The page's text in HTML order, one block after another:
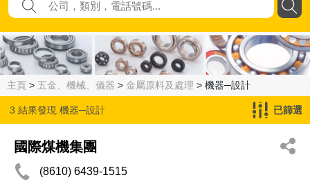
主頁 > 五金、機械、儀器 > 金屬原料及處理 > 機器─設計
3 結果發現 機器─設計 已篩選
國際煤機集團
(8610) 6439-1515